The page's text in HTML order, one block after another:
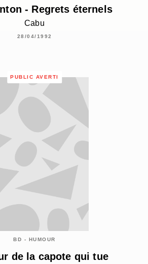
- Regrets éternels
Cabu
28/04/1992
PUBLIC AVERTI
BD - HUMOUR
de la capote qui tue